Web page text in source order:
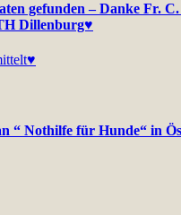
gefunden – Danke Fr. C.
Dillenburg♥
“ Nothilfe für Hunde“ in